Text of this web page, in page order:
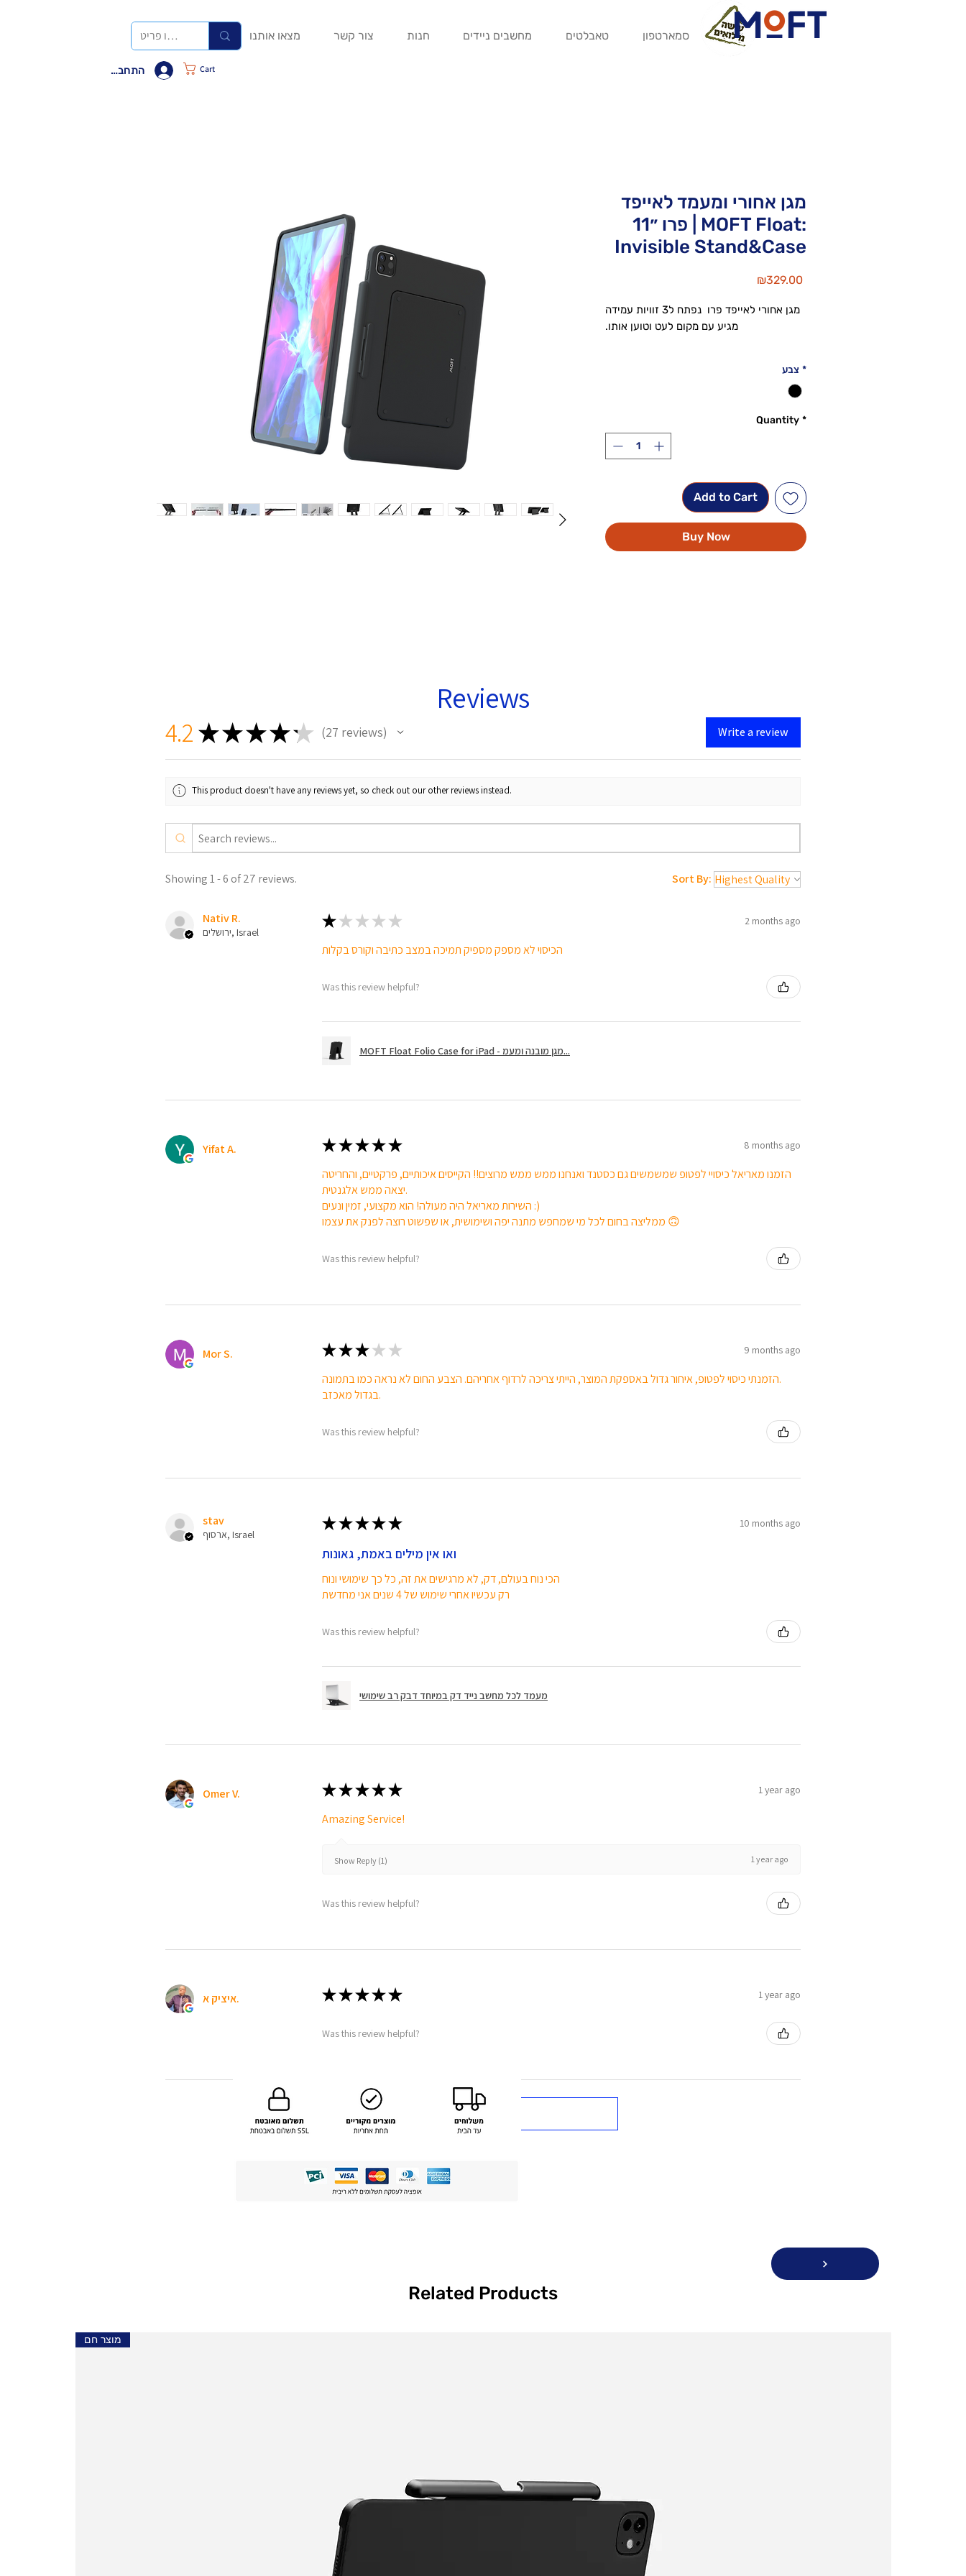
התחבר Cart
סמארטפון טאבלטים מחשבים ניידים חנות צור קשר מצאו אותנו
מגן אחורי ומעמד לאייפד
פרו ״11 | MOFT Float:
Invisible Stand&Case
₪329.00Price
מגן אחורי לאייפד פרו נפתח ל3 זוויות עמידה
מגיע עם מקום לעט וטוען אותו.
צבע *
Quantity *
Add to Cart
Buy Now
Reviews
4.2 ★★★★★ 27 reviews
27 Write a review
This product doesn't have any reviews yet, so check out our other reviews instead.
Showing 1 - 6 of 27 reviews. Sort By:
Nativ R.
ירושלים, Israel
★ ★ ★ ★ ★ 2 months ago
הכיסוי לא מספק מספיק תמיכה במצב כתיבה וקורס בקלות
Was this review helpful?
MOFT Float Folio Case for iPad - מגן מובנה ומעמ...
Yifat A. ★★★★★ 8 months ago
הזמנו מאריאל כיסויי לפטופ שמשמשים גם כסטנד ואנחנו ממש ממש מרוצים!! הקייסים איכותיים, פרקטיים, והחריטה
יצאה ממש אלגנטית.
השירות מאריאל היה מעולה! הוא מקצועי, זמין ונעים :)
ממליצה בחום לכל מי שמחפש מתנה יפה ושימושית, או שפשוט רוצה לפנק את עצמו 🙃
Was this review helpful?
Mor S. ★★★ ★ ★ 9 months ago
הזמנתי כיסוי לפטופ, איחור גדול באספקת המוצר, הייתי צריכה לרדוף אחריהם. הצבע החום לא נראה כמו בתמונה.
בגדול מאכזב.
Was this review helpful?
stav
ארסוף, Israel
★★★★★ 10 months ago
ואו אין מילים באמת, גאונות
הכי נוח בעולם, דק, לא מרגישים את זה, כל כך שימושי ונוח
רק עכשיו אחרי שימוש של 4 שנים אני מחדשת
Was this review helpful?
מעמד לכל מחשב נייד דק במיוחד דבק רב שימושי
Omer V. ★★★★★ 1 year ago
Amazing Service!
Show Reply (1) 1 year ago
Was this review helpful?
איציק א. ★★★★★ 1 year ago
Was this review helpful?
Show more
Related Products
מוצר חם